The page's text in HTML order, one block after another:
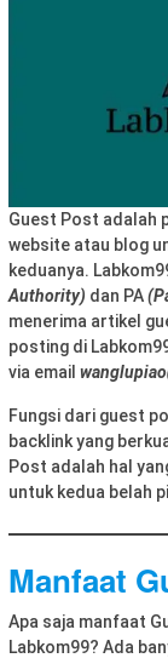
Guest Post adalah
website atau blog
keduanya.
Authority) dan PA
menerima artikel
posting di
via email
Fungsi dari guest
backlink yang
Post adalah hal
untuk kedua belah
Manfaat
Apa saja manfaat
Labkom99? Ada